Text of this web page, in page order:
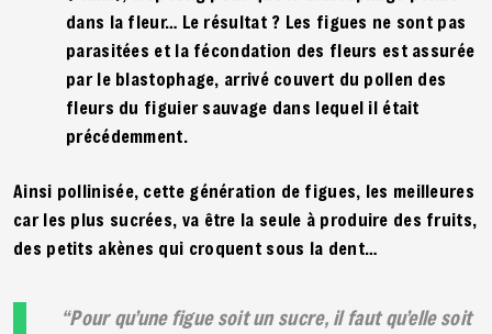
dans la fleur… Le résultat ? Les figues ne sont pas
parasitées et la fécondation des fleurs est assurée
par le blastophage, arrivé couvert du pollen des
fleurs du figuier sauvage dans lequel il était
précédemment.
Ainsi pollinisée, cette génération de figues, les meilleures
car les plus sucrées, va être la seule à produire des fruits,
des petits akènes qui croquent sous la dent…
Pour qu’une figue soit un sucre, il faut qu’elle soit